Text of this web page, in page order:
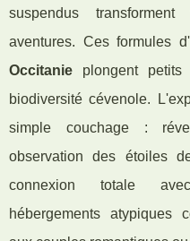
suspendus
aventures. Ces formules d'
Occitanie plongent
biodiversité cévenole.
simple couchage :
observation des étoiles
connexion totale
hébergements atypiques